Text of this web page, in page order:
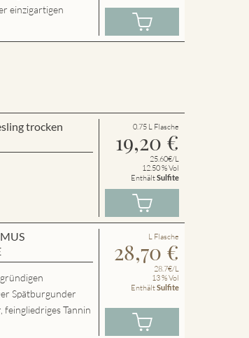
einzigartigen
trocken
0.75 L Flasche
19,20 €
25.60€/L
12.50 % Vol
EnthältSulfite
Spätburgunder
Tannin
L Flasche
28,70 €
28.7€/L
13 % Vol
EnthältSulfite